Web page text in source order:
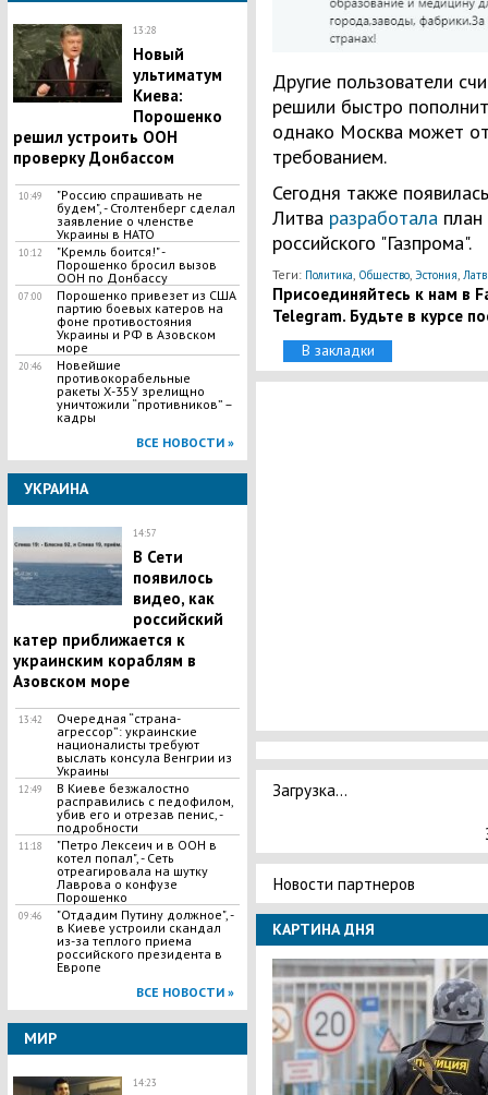
13:28
Новый
ультиматум
Киева:
Порошенко
решил устроить ООН
проверку Донбассом
10:49
"Россию спрашивать не
будем", - Столтенберг сделал
заявление о членстве
Украины в НАТО
10:12
"Кремль боится!" -
Порошенко бросил вызов
ООН по Донбассу
07:00
Порошенко привезет из США
партию боевых катеров на
фоне противостояния
Украины и РФ в Азовском
море
20:46
Новейшие
противокорабельные
ракеты Х-35У зрелищно
уничтожили “противников” –
кадры
ВСЕ НОВОСТИ »
УКРАИНА
14:57
В Сети
появилось
видео, как
российский
катер приближается к
украинским кораблям в
Азовском море
13:42
​Очередная “страна-
агрессор”: украинские
националисты требуют
выслать консула Венгрии из
Украины
12:49
​В Киеве безжалостно
расправились с педофилом,
убив его и отрезав пенис, -
подробности
11:18
"Петро Лексеич и в ООН в
котел попал", - Сеть
отреагировала на шутку
Лаврова о конфузе
Порошенко
09:46
"Отдадим Путину должное", -
в Киеве устроили скандал
из-за теплого приема
российского президента в
Европе
ВСЕ НОВОСТИ »
МИР
14:23
Другие пользователи
решили быстро
однако Москва может
требованием.
Сегодня также
Литва разработалаплан
российского "Газпрома".
Теги: Политика Общество, Эстония
Присоединяйтесь к нам в
Telegram. Будьте в курсе
В закладки
Загрузка...
Новости партнеров
КАРТИНА ДНЯ